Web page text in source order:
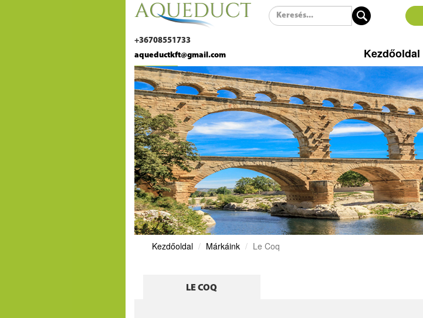
+36708551733
aqueductkft@gmail.com
Kezdőoldal
Kezdőoldal Márkáink Le Coq
LE COQ